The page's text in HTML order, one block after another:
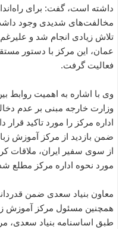
داشته است، گفت: برای
مخالفت‌های شدیدی وجود
تلاش زیادی انجام شد و
عمان، این مرکز با دستور
فعالیت گرفت.
وی با اشاره به اهمیت روابط
وزارت خارجه مبنی بر عدم
اداره مرکز را مورد تاکید قرار
ضمن بازدید از مرکز آموزش
از سوی سفیر ایران، ملاقات
مورد نحوه اداره مرکز مطلع
معاون بنیاد سعدی ضمن
همچنین مسئول مرکز آموزش
طبق اساسنامه بنیاد سعدی،